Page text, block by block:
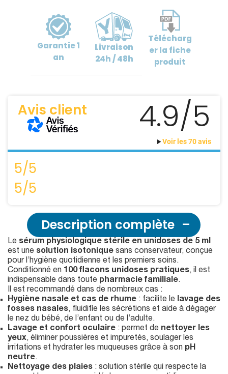
Garantie1
an
Livraison
24h / 48h
Télécharg
erla fiche
produit
Avis client 4.9/5
Voir les 70 avis
5/5
5/5
Description complète
Le sérum physiologique stérile en unidoses de 5 ml
est une solution isotonique sans conservateur, conçue
pour l’hygiène quotidienne et les premiers soins.
Conditionné en 100 flacons unidoses pratiques, il est
indispensable dans toute pharmacie familiale.
Il est recommandé dans de nombreux cas :
Hygiène nasale et cas de rhume : facilite le lavage des
fosses nasales, fluidifie les sécrétions et aide à dégager
le nez du bébé, de l’enfant ou de l’adulte.
Lavage et confort oculaire : permet de nettoyer les
yeux, éliminer poussières et impuretés, soulager les
irritations et hydrater les muqueuses grâce à son pH
neutre.
Nettoyage des plaies : solution stérile qui respecte la